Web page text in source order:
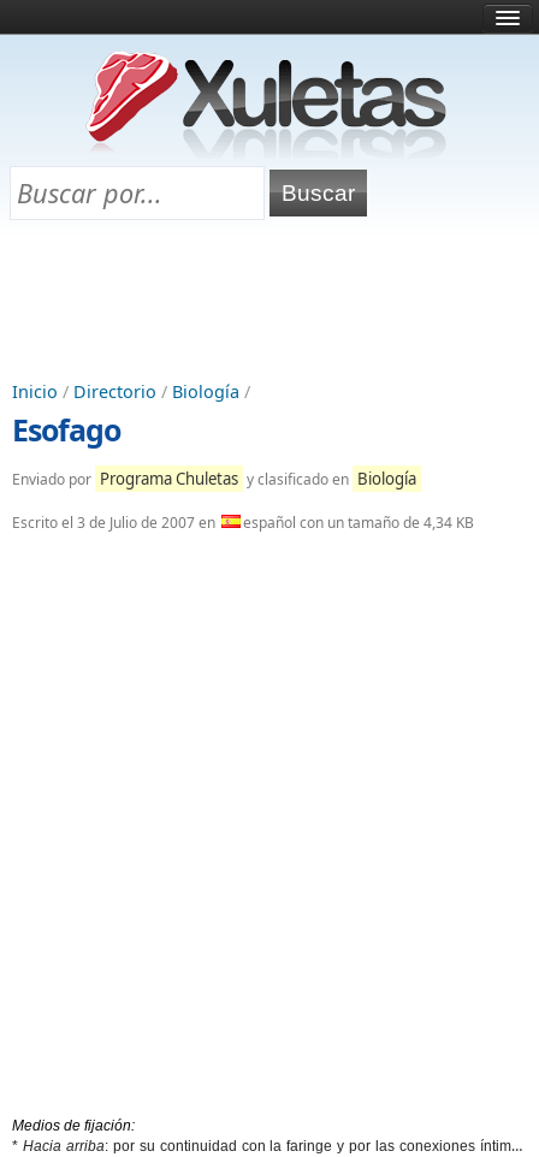
¿Qué es esto?
Directorio
Chuletas para exámenes
Inicio / Directorio / Biología /
Esofago
Enviado por Programa Chuletas y clasificado en Biología
Escrito el 3 de Julio de 2007en español con un tamaño de 4,34 KB
Medios de fijación:
* Hacia arriba: por su continuidad con la faringe y por las conexiones íntimas